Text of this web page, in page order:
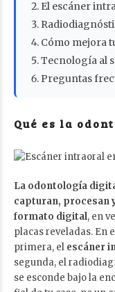
El escáner
Cómo mejora
Tecnología al
Preguntas
Qué es la
La odontología
capturan, procesan
formato digital, en
placas reveladas. En
primera, el escáner
segunda, el
se esconde bajo la